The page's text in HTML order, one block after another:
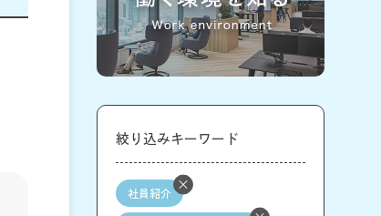
絞り込みキーワード
社員紹介